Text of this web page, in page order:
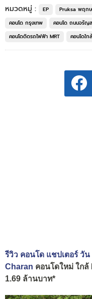
หมวดหมู่ :
EP Pruksa พฤก
คอนโด กรุงเทพ
คอนโด ถนนจรัญ
คอนโดติดรถไฟฟ้า MRT
คอนโดใก
รีวิว คอนโด แชปเตอร์ วั
Charan คอนโดใหม่ ใกล้
1.69 ล้านบาท*